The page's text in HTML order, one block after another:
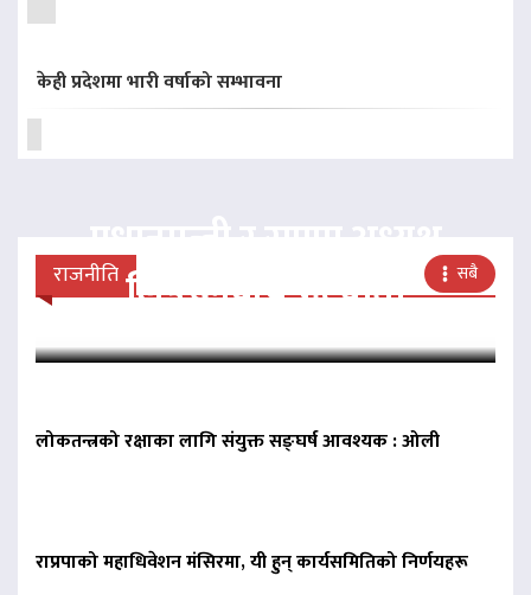
केही प्रदेशमा भारी वर्षाको सम्भावना
राजनीति सबै
प्रधानमन्त्री र राप्रपा अध्यक्ष
लिङदेनबीच भेटवार्ता
लोकतन्त्रको रक्षाका लागि संयुक्त सङ्घर्ष आवश्यक : ओली
राप्रपाको महाधिवेशन मंसिरमा, यी हुन् कार्यसमितिको निर्णयहरू